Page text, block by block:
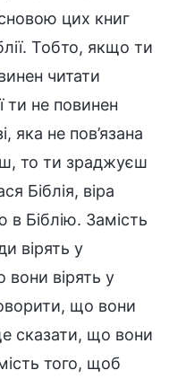
цих книг
Тобто, якщо ти
читати
ти не повинен
яка не пов’язана
то ти зраджуєш
Біблія, віра
Біблію. Замість
вірять у
вірять у
що вони
сказати, що вони
того, щоб